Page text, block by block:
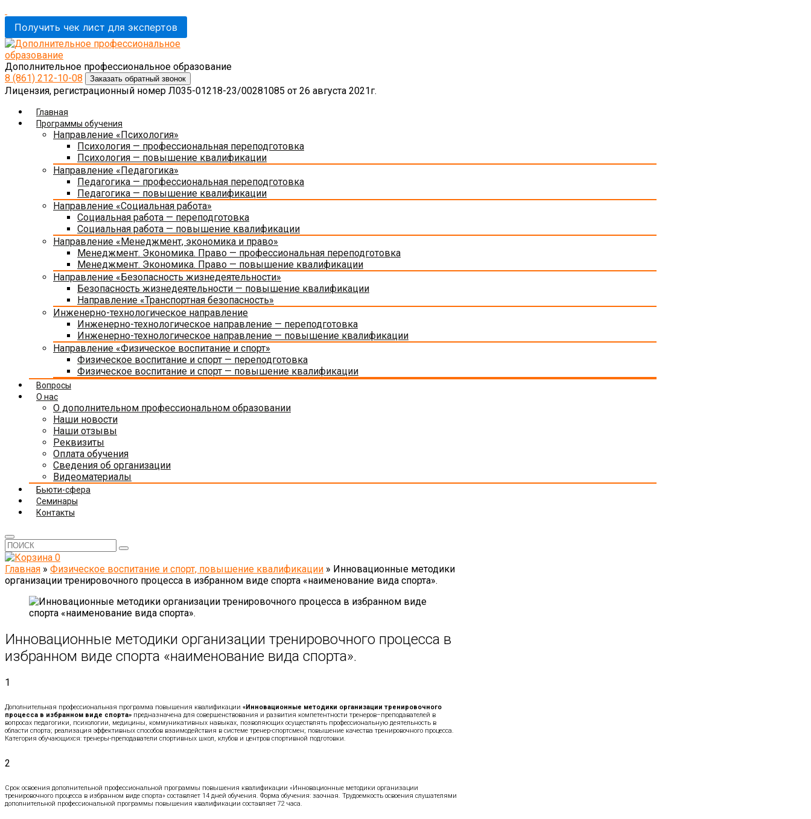
Получить чек лист для экспертов
Дополнительное профессиональное образование
8 (861) 212-10-08 Заказать обратный звонок
Лицензия, регистрационный номер Л035-01218-23/00281085 от 26 августа 2021г.
Главная
Программы обучения
Направление «Психология»
Психология — профессиональная переподготовка
Психология — повышение квалификации
Направление «Педагогика»
Педагогика — профессиональная переподготовка
Педагогика — повышение квалификации
Направление «Социальная работа»
Социальная работа — переподготовка
Социальная работа — повышение квалификации
Направление «Менеджмент, экономика и право»
Менеджмент. Экономика. Право — профессиональная переподготовка
Менеджмент. Экономика. Право — повышение квалификации
Направление «Безопасность жизнедеятельности»
Безопасность жизнедеятельности — повышение квалификации
Направление «Транспортная безопасность»
Инженерно-технологическое направление
Инженерно-технологическое направление — переподготовка
Инженерно-технологическое направление — повышение квалификации
Направление «Физическое воспитание и спорт»
Физическое воспитание и спорт — переподготовка
Физическое воспитание и спорт — повышение квалификации
Вопросы
О нас
О дополнительном профессиональном образовании
Наши новости
Наши отзывы
Реквизиты
Оплата обучения
Сведения об организации
Видеоматериалы
Бьюти-сфера
Семинары
Контакты
0
Главная » Физическое воспитание и спорт, повышение квалификации » Инновационные методики
организации тренировочного процесса в избранном виде спорта «наименование вида спорта».
Инновационные методики организации тренировочного процесса в
избранном виде спорта «наименование вида спорта».
1
Дополнительная профессиональная программа повышения квалификации «Инновационные методики организации тренировочного
процесса в избранном виде спорта» предназначена для совершенствования и развития компетентности тренеров–преподавателей в
вопросах педагогики, психологии, медицины, коммуникативных навыках, позволяющих осуществлять профессиональную деятельность в
области спорта; реализация эффективных способов взаимодействия в системе тренер-спортсмен; повышение качества тренировочного процесса.
Категория обучающихся: тренеры-преподаватели спортивных школ, клубов и центров спортивной подготовки.
2
Срок освоения дополнительной профессиональной программы повышения квалификации «Инновационные методики организации
тренировочного процесса в избранном виде спорта» составляет 14 дней обучения. Форма обучения: заочная. Трудоемкость освоения слушателями
дополнительной профессиональной программы повышения квалификации составляет 72 часа.